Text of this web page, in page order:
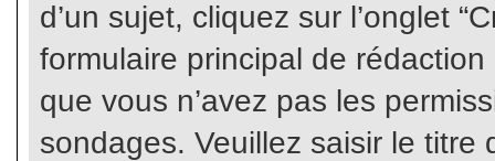
d’un sujet, cliquez sur l’onglet
formulaire principal de
que vous n’avez pas les
sondages. Veuillez saisir le